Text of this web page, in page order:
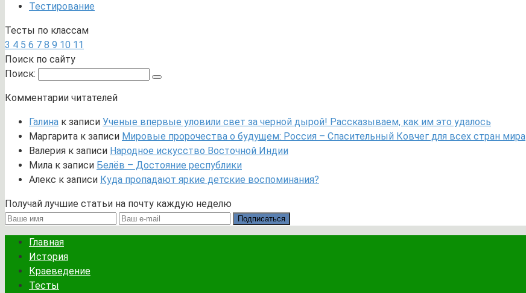
Тестирование
Тесты по классам
3 4 5 6 7 8 9 10 11
Поиск по сайту
Поиск:
Комментарии читателей
Галина к записи Ученые впервые уловили свет за черной дырой! Рассказываем, как им это удалось
Маргарита к записи Мировые пророчества о будущем: Россия – Спасительный Ковчег для всех стран мира
Валерия к записи Народное искусство Восточной Индии
Мила к записи Белёв – Достояние республики
Алекс к записи Куда пропадают яркие детские воспоминания?
Получай лучшие статьи на почту каждую неделю
Подписаться
Главная
История
Краеведение
Тесты